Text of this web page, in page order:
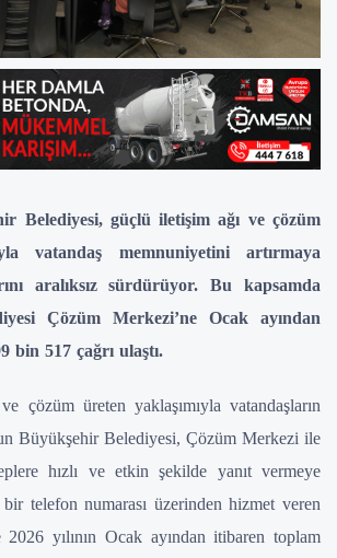
Belediyesi, güçlü iletişim ağı ve çözüm
vatandaş memnuniyetini artırmaya
aralıksız sürdürüyor. Bu kapsamda
Çözüm Merkezi’ne Ocak ayından
bin 517 çağrı ulaştı.
çözüm üreten yaklaşımıyla vatandaşların
Büyükşehir Belediyesi, Çözüm Merkezi ile
hızlı ve etkin şekilde yanıt vermeye
telefon numarası üzerinden hizmet veren
yılının Ocak ayından itibaren toplam